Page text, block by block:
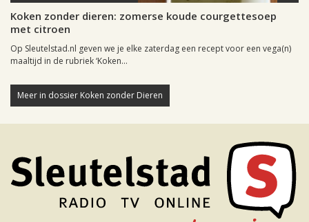
Koken zonder dieren: zomerse koude courgettesoep
met citroen
Op Sleutelstad.nl geven we je elke zaterdag een recept voor een vega(n)
maaltijd in de rubriek ‘Koken...
Meer in dossier Koken zonder Dieren